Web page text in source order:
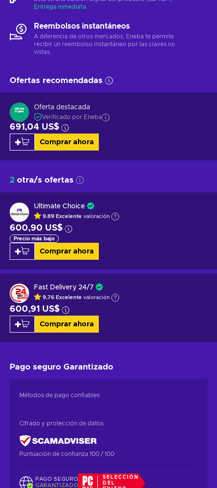
Entrega inmediata
Reembolsos instantáneos
A diferencia de otros mercados, Eneba te permite
recibir un reembolso instantáneo por las claves no
vistas.
Ofertas recomendadas
Oferta destacada
Verificado por Eneba
691,04 US$
Comprar ahora
2 otra/s ofertas
Ultimate Choice
9.89 Excelente valoración
600,90 US$
Precio más bajo
Comprar ahora
Fast Delivery 24/7
9.76 Excelente valoración
600,91 US$
Comprar ahora
Pago seguro Garantizado
Métodos de pago confiables
Cifrado y protección de datos
Puntuación de confianza 100 / 100
PAGO SEGURO
GARANTIZADO
SELECCIÓN
DEL